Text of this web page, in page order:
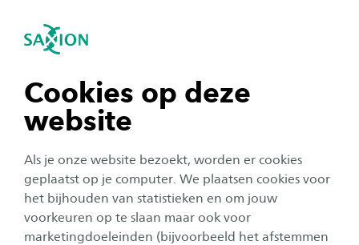
Cookies op deze
website
Als je onze website bezoekt, worden er cookies
geplaatst op je computer. We plaatsen cookies voor
het bijhouden van statistieken en om jouw
voorkeuren op te slaan maar ook voor
marketingdoeleinden (bijvoorbeeld het afstemmen
Navigatie openen
tonen
tonen
tonen
sluiten
Jaimy Oosterveld
Jaimy Oosterveld
Jaimy Oosterveld is Projectsupport bij lectoraat
Sustainable Building Technology.